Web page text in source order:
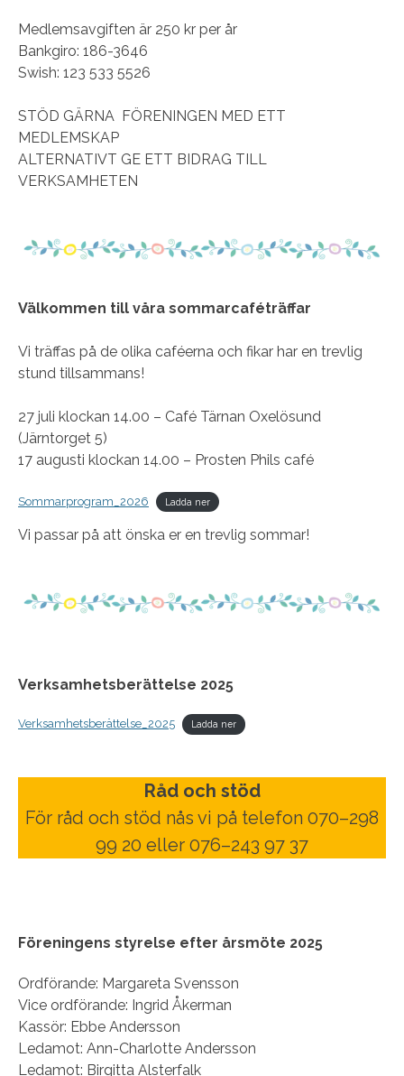
Medlemsavgiften är 250 kr per år
Bankgiro: 186-3646
Swish: 123 533 5526
STÖD GÄRNA FÖRENINGEN MED ETT
MEDLEMSKAP
ALTERNATIVT GE ETT BIDRAG TILL
VERKSAMHETEN
Välkommen till våra sommarcaféträffar
Vi träffas på de olika caféerna och fikar har en trevlig
stund tillsammans!
27 juli klockan 14.00 – Café Tärnan Oxelösund
(Järntorget 5)
17 augusti klockan 14.00 – Prosten Phils café
Sommarprogram_2026 Ladda ner
Vi passar på att önska er en trevlig sommar!
Verksamhetsberättelse 2025
Verksamhetsberättelse_2025 Ladda ner
Råd och stöd
För råd och stöd nås vi på telefon 070–298
99 20 eller 076–243 97 37
Föreningens styrelse efter årsmöte 2025
Ordförande: Margareta Svensson
Vice ordförande: Ingrid Åkerman
Kassör: Ebbe Andersson
Ledamot: Ann-Charlotte Andersson
Ledamot: Birgitta Alsterfalk